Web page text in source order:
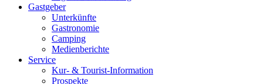
Gast­ge­ber
Unter­künf­te
Gas­tro­no­mie
Cam­ping
Medi­en­be­rich­te
Ser­vice
Kur- & Tourist-Information
Pro­spek­te